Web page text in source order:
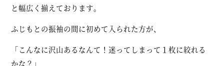
と幅広く揃えております。
ふじもとの振袖の間に初めて入られた方が、
「こんなに沢山あるなんて！迷ってしまって１枚に絞れる
かな？」